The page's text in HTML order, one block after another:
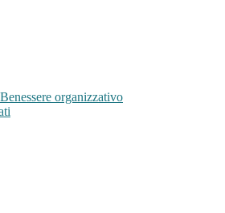
Benessere organizzativo